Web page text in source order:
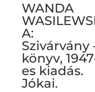
WANDA
A:
Szivárvány
könyv,
es kiadás.
Jókai.